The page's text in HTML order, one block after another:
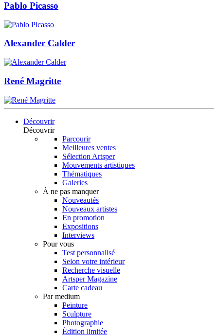
Pablo Picasso
Alexander Calder
René Magritte
Découvrir
Découvrir
Parcourir
Meilleures ventes
Sélection Artsper
Mouvements artistiques
Thématiques
Galeries
À ne pas manquer
Nouveautés
Nouveaux artistes
En promotion
Expositions
Interviews
Pour vous
Test personnalisé
Selon votre intérieur
Recherche visuelle
Artsper Magazine
Carte cadeau
Par medium
Peinture
Sculpture
Photographie
Édition limitée